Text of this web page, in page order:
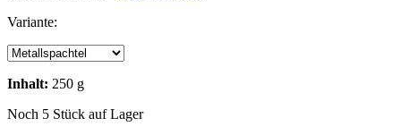
Variante:
Inhalt: 250 g
Noch 5 Stück auf Lager